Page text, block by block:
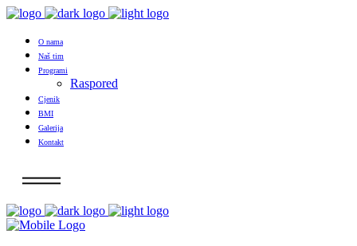
O nama
Naš tim
Programi
Raspored
Cjenik
BMI
Galerija
Kontakt